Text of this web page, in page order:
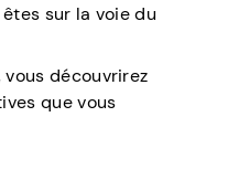
sur la voie du
découvrirez
que vous